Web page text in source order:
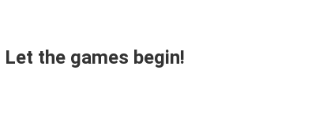
Let the games begin!